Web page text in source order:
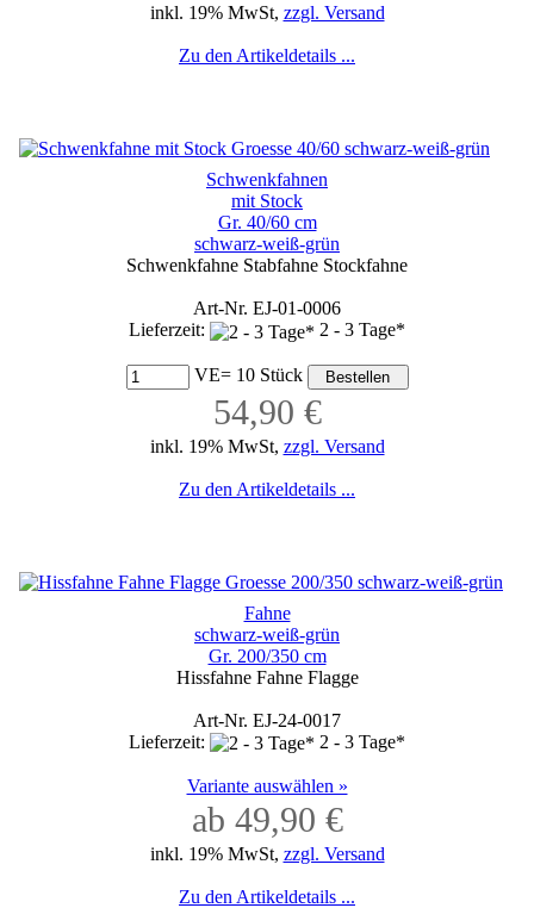
inkl. 19% MwSt, zzgl. Versand
Zu den Artikeldetails ...
Schwenkfahnen
mit Stock
Gr. 40/60 cm
schwarz-weiß-grün
Schwenkfahne Stabfahne Stockfahne
Art-Nr. EJ-01-0006
Lieferzeit:
2 - 3 Tage*
VE= 10 Stück
54,90 €
inkl. 19% MwSt, zzgl. Versand
Zu den Artikeldetails ...
Fahne
schwarz-weiß-grün
Gr. 200/350 cm
Hissfahne Fahne Flagge
Art-Nr. EJ-24-0017
Lieferzeit:
2 - 3 Tage*
Variante auswählen »
ab 49,90 €
inkl. 19% MwSt, zzgl. Versand
Zu den Artikeldetails ...